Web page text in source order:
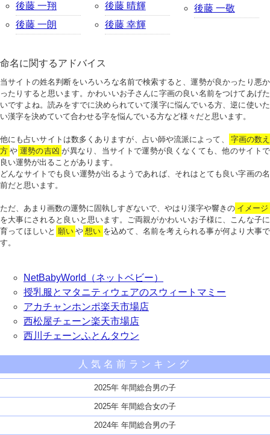
後藤 一翔
後藤 一朗
後藤 晴輝
後藤 幸輝
後藤 一敬
命名に関するアドバイス
当サイトの姓名判断をいろいろな名前で検索すると、運勢が良かったり悪か
ったりすると思います。かわいいお子さんに字画の良い名前をつけてあげた
いですよね。読みをすでに決められていて漢字に悩んでいる方、逆に使いた
い漢字を決めていて合わせる字を悩んでいる方など様々だと思います。
他にも占いサイトは数多くありますが、占い師や流派によって、
字画の数え
方 や 運勢の吉凶 が異なり、当サイトで運勢が良くなくても、他のサイトで
良い運勢が出ることがあります。
どんなサイトでも良い運勢が出るようであれば、それはとても良い字画の名
前だと思います。
ただ、あまり画数の運勢に固執しすぎないで、やはり漢字や響きの イメージ
を大事にされると良いと思います。ご両親がかわいいお子様に、こんな子に
育ってほしいと 願い や 想い を込めて、名前を考えられる事が何より大事で
す。
NetBabyWorld（ネットベビー）
授乳服とマタニティウェアのスウィートマミー
アカチャンホンポ楽天市場店
西松屋チェーン楽天市場店
西川チェーンふとんタウン
人気名前ランキング
2025年 年間総合男の子
2025年 年間総合女の子
2024年 年間総合男の子